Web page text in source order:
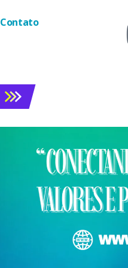
Contato